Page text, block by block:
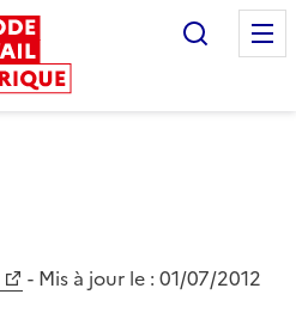
- Mis à jour le : 01/07/2012